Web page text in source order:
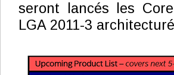
seront lancés les
LGA 2011-3